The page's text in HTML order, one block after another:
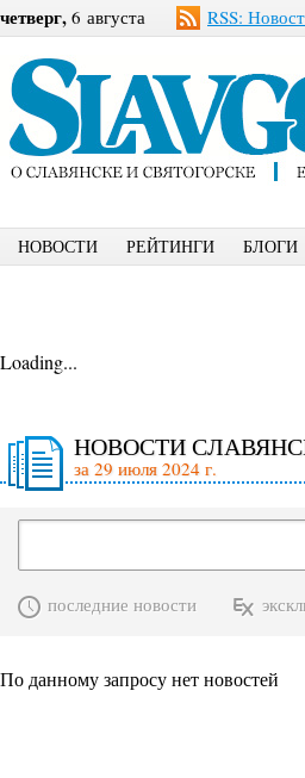
четверг, 6 августа RSS:
НОВОСТИ РЕЙТИНГИ БЛОГИ
Loading...
НОВОСТИ
за 29 июля 2024 г.
последние новости
По данному запросу нет новостей